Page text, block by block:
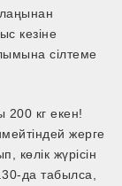
кезіне
сілтеме
200 кг екен!
жерге
көлік жүрісін
­да табылса,